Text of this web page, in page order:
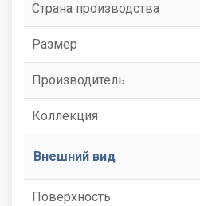
Страна производства
Размер
Производитель
Коллекция
Внешний вид
Поверхность